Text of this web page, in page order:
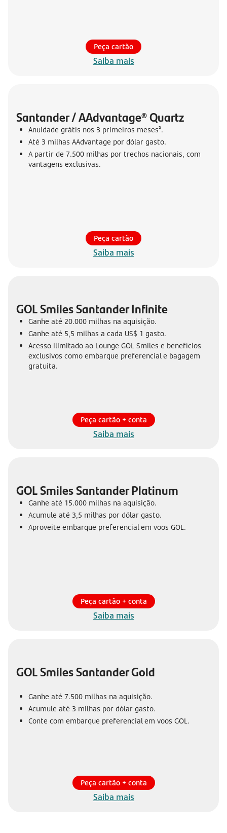
Peça cartão
Saiba mais
Santander / AAdvantage® Quartz
Anuidade grátis nos 3 primeiros meses².
Até 3 milhas AAdvantage por dólar gasto.
A partir de 7.500 milhas por trechos nacionais, com
vantagens exclusivas.
Peça cartão
Saiba mais
GOL Smiles Santander Infinite
Ganhe até 20.000 milhas na aquisição.
Ganhe até 5,5 milhas a cada US$ 1 gasto.
Acesso ilimitado ao Lounge GOL Smiles e benefícios
exclusivos como embarque preferencial e bagagem
gratuita.
Peça cartão + conta
Saiba mais
GOL Smiles Santander Platinum
Ganhe até 15.000 milhas na aquisição.
Acumule até 3,5 milhas por dólar gasto.
Aproveite embarque preferencial em voos GOL.
Peça cartão + conta
Saiba mais
GOL Smiles Santander Gold
Ganhe até 7.500 milhas na aquisição.
Acumule até 3 milhas por dólar gasto.
Conte com embarque preferencial em voos GOL.
Peça cartão + conta
Saiba mais